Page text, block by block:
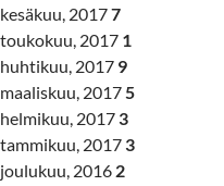
kesäkuu, 20177
toukokuu, 2017 1
huhtikuu, 2017 9
maaliskuu, 20175
helmikuu, 2017 3
tammikuu, 2017 3
joulukuu, 2016 2